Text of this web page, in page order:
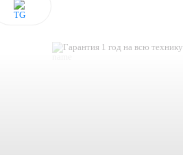
Гарантия 1 год на всю технику